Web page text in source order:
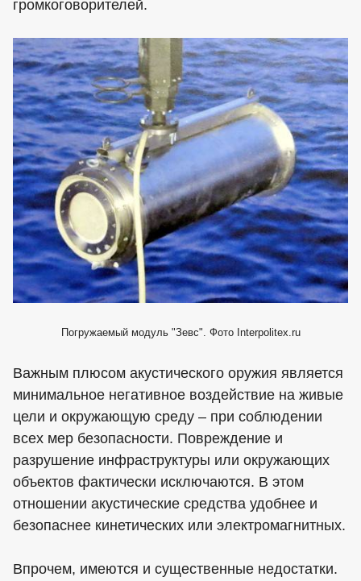
громкоговорителей.
Погружаемый модуль "Зевс". Фото Interpolitex.ru
Важным плюсом акустического оружия является
минимальное негативное воздействие на живые
цели и окружающую среду – при соблюдении
всех мер безопасности. Повреждение и
разрушение инфраструктуры или окружающих
объектов фактически исключаются. В этом
отношении акустические средства удобнее и
безопаснее кинетических или электромагнитных.
Впрочем, имеются и существенные недостатки.